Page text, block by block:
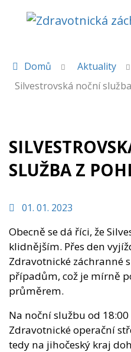
AKTUALITY
Domů
Aktuality
Silvestrovská noční
SLUŽBA Z
01. 01. 2023
Obecně se dá říci, že
klidnějším. Přes den
Zdravotnické záchranné
případům, což je mírně
průměrem.
Na noční službu od
Zdravotnické operační
tedy na jihočeský kraj